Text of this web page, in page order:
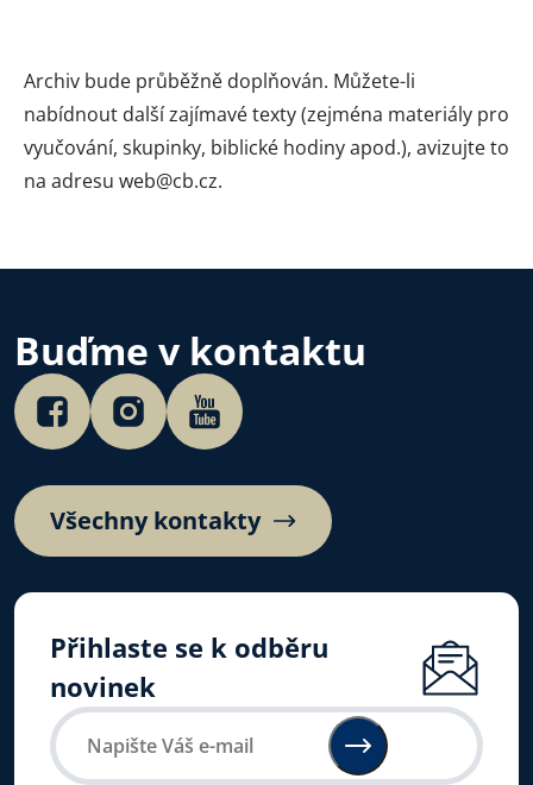
Archiv bude průběžně doplňován. Můžete-li
nabídnout další zajímavé texty (zejména materiály pro
vyučování, skupinky, biblické hodiny apod.), avizujte to
na adresu web@cb.cz.
Buďme v kontaktu
Všechny kontakty
Přihlaste se k odběru
novinek